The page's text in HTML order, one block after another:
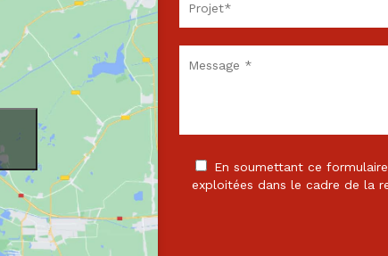
En soumettant ce
exploitées dans le cadre de la